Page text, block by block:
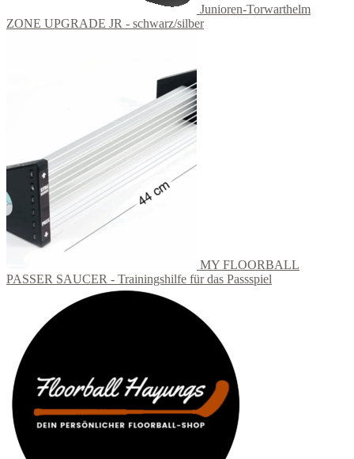
Junioren-Torwarthelm
ZONE UPGRADE JR - schwarz/silber
MY FLOORBALL
PASSER SAUCER - Trainingshilfe für das Passspiel